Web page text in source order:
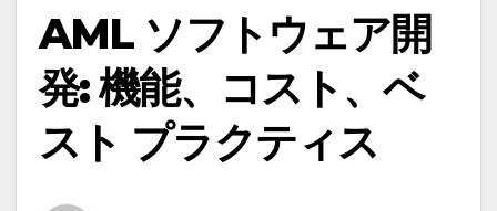
AML ソフトウェア開
発: 機能、コスト、ベ
スト プラクティス